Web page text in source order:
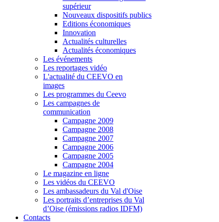
supérieur
Nouveaux dispositifs publics
Editions économiques
Innovation
Actualités culturelles
Actualités économiques
Les événements
Les reportages vidéo
L'actualité du CEEVO en
images
Les programmes du Ceevo
Les campagnes de
communication
Campagne 2009
Campagne 2008
Campagne 2007
Campagne 2006
Campagne 2005
Campagne 2004
Le magazine en ligne
Les vidéos du CEEVO
Les ambassadeurs du Val d'Oise
Les portraits d’entreprises du Val
d’Oise (émissions radios IDFM)
Contacts